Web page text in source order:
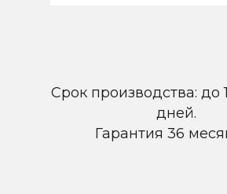
Срок производства: до
дней.
Гарантия 36